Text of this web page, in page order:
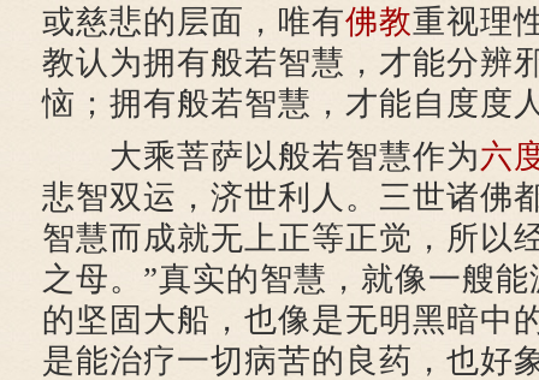
或慈悲的层面，唯有佛教重视理
教认为拥有般若智慧，才能分辨
恼；拥有般若智慧，才能自度度
大乘菩萨以般若智慧作为六
悲智双运，济世利人。三世诸佛
智慧而成就无上正等正觉，所以
之母。”真实的智慧，就像一艘
的坚固大船，也像是无明黑暗中
是能治疗一切病苦的良药，也好